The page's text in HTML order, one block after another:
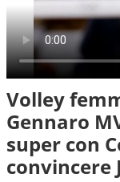
Volley
Gennaro
super con
convincere